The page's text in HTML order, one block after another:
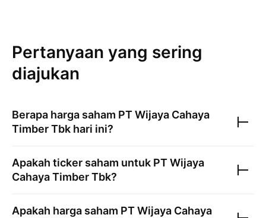
Pertanyaan yang sering
diajukan
Berapa harga saham PT Wijaya Cahaya
Timber Tbk hari ini?
Apakah ticker saham untuk PT Wijaya
Cahaya Timber Tbk?
Apakah harga saham PT Wijaya Cahaya